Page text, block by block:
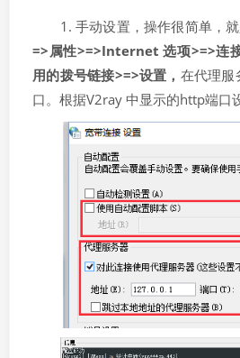
1. 手动设置， 操作很简单，
=>属性>=>Internet 选项>=>连
用的拨号链接>=>设置， 在代理服
口。根据V2ray 中显示的http端口